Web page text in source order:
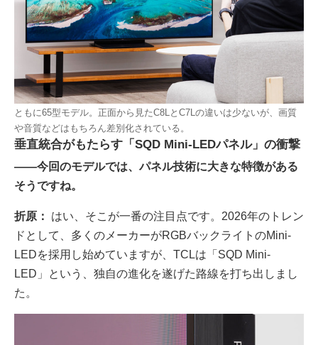
ともに65型モデル。正面から見たC8LとC7Lの違いは少ないが、画質
や音質などはもちろん差別化されている。
垂直統合がもたらす「SQD Mini-LEDパネル」の衝撃
――今回のモデルでは、パネル技術に大きな特徴がある
そうですね。
折原：
はい、そこが一番の注目点です。2026年のトレン
ドとして、多くのメーカーがRGBバックライトのMini-
LEDを採用し始めていますが、TCLは「SQD Mini-
LED」という、独自の進化を遂げた路線を打ち出しまし
た。